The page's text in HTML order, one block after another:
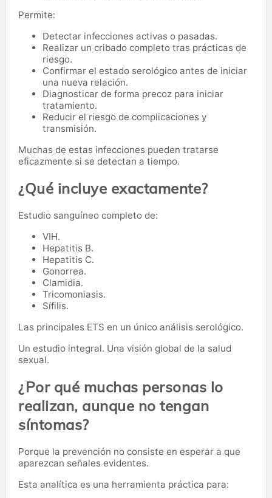
Permite:
Detectar infecciones activas o pasadas.
Realizar un cribado completo tras prácticas de
riesgo.
Confirmar el estado serológico antes de iniciar
una nueva relación.
Diagnosticar de forma precoz para iniciar
tratamiento.
Reducir el riesgo de complicaciones y
transmisión.
Muchas de estas infecciones pueden tratarse
eficazmente si se detectan a tiempo.
¿Qué incluye exactamente?
Estudio sanguíneo completo de:
VIH.
Hepatitis B.
Hepatitis C.
Gonorrea.
Clamidia.
Tricomoniasis.
Sífilis.
Las principales ETS en un único análisis serológico.
Un estudio integral. Una visión global de la salud
sexual.
¿Por qué muchas personas lo
realizan, aunque no tengan
síntomas?
Porque la prevención no consiste en esperar a que
aparezcan señales evidentes.
Esta analítica es una herramienta práctica para: